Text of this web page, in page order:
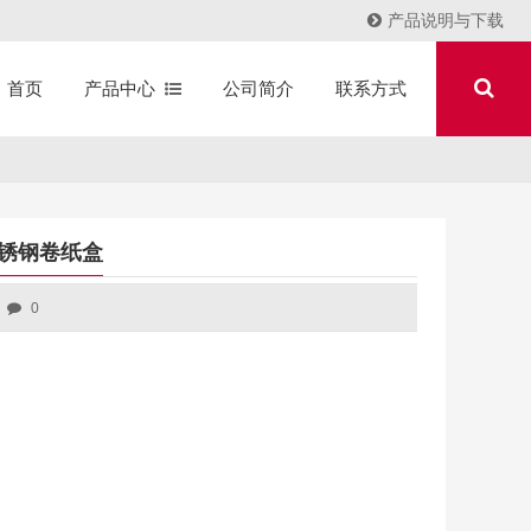
产品说明与下载
首页 产品中心 公司简介 联系方式
钢卷纸盒
0